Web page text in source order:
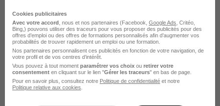
Agent Logistique H/F
Actual group
Cavaillon - 84 Intérim
12,31 € / heure
Travail de jour
+ 1
Cookies publicitaires
Avec votre accord , nous et nos partenaires (Facebook, Google Ads , Critéo,
Bing,) pouvons utiliser des traceurs pour vous proposer des publicités pour des
offres d’emploi ou des offres de formations personnalisés afin d’augmenter vos
probabilités de trouver rapidement un emploi ou une formation.
Nos partenaires personnalisent ces publicités en fonction de votre navigation, de
votre profil et de vos centres d’intérêt.
Vous pouvez à tout moment paramétrer vos choix ou retirer votre
consentement en cliquant sur le lien "Gérer les traceurs" en bas de page.
Pour en savoir plus, consultez notre Politique de confidentialité et notre
Politique relative aux cookies